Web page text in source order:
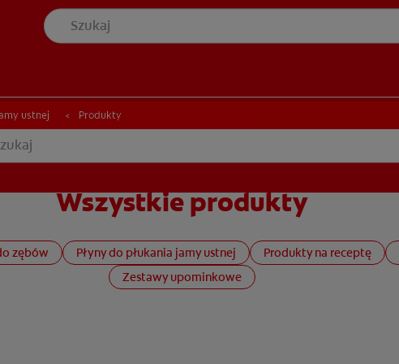
JAMY USTNEJ
ustnej Produkty
Wszystkie produkty
zębów Płyny do płukania jamy ustnej Produkty na receptę
Zestawy upominkowe